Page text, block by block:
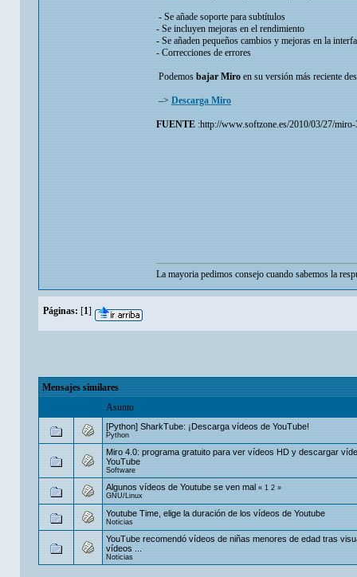
- Se añade soporte para subtítulos
- Se incluyen mejoras en el rendimiento
- Se añaden pequeños cambios y mejoras en la
- Correcciones de errores
Podemosbajar Miroen su versión más reciente
–>Descarga Miro
FUENTE:http://www.softzone.es/2010/03/27/
La mayoria pedimos consejo cuando sabemos la
Páginas: [1]
Mensajes similares
Asunto
[Python] SharkTube: ¡Descarga vídeos de YouTube!
Python
Miro 4.0: programa gratuito para ver vídeos HD y descargar
YouTube
Software
Algunos vídeos de Youtube se ven mal «1 2»
GNU/Linux
Youtube Time, elige la duración de los vídeos de Youtube
Noticias
YouTube recomendó vídeos de niñas menores de edad tras
vídeos ...
Noticias